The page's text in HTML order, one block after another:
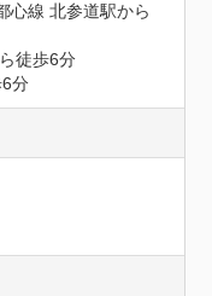
心線 北参道駅から
徒歩6分
分